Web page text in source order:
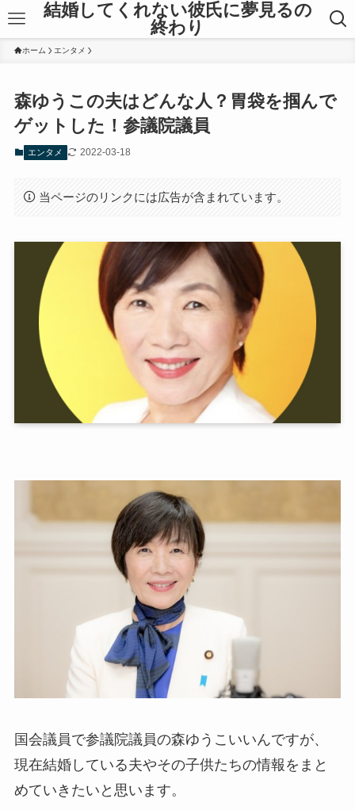
結婚してくれない彼氏に夢見るの
終わり
ホーム エンタメ
森ゆうこの夫はどんな人？胃袋を掴んで
ゲットした！参議院議員
エンタメ 2022-03-18
当ページのリンクには広告が含まれています。
国会議員で参議院議員の森ゆうこいいんですが、
現在結婚している夫やその子供たちの情報をまと
めていきたいと思います。